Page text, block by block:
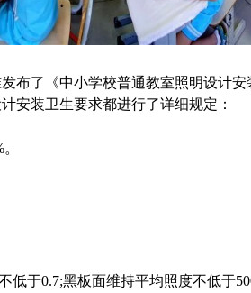
布了《中小学校普通教室照明设计安
安装卫生要求都进行了详细规定：
于0.7;黑板面维持平均照度不低于